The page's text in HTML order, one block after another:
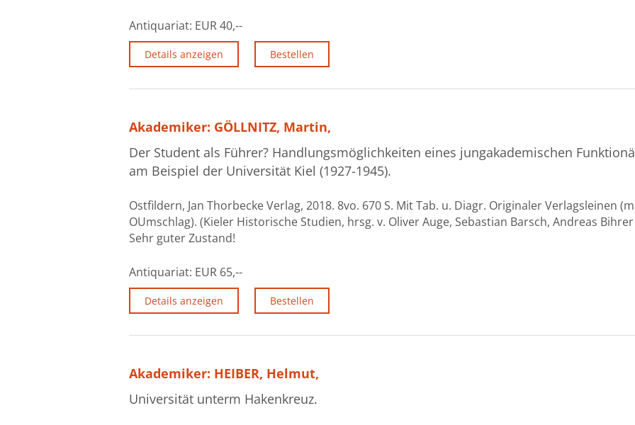
Antiquariat: EUR 40,--
Details anzeigen Bestellen
Akademiker: GÖLLNITZ, Martin,
Der Student als Führer? Handlungsmöglichkeiten eines jungakademischen
am Beispiel der Universität Kiel (1927-1945).
Ostfildern, Jan Thorbecke Verlag, 2018. 8vo. 670 S. Mit Tab. u. Diagr. Originaler Verlagsleinen
OUmschlag). (Kieler Historische Studien, hrsg. v. Oliver Auge, Sebastian Barsch, Andreas Bihrer
Sehr guter Zustand!
Antiquariat: EUR 65,--
Details anzeigen Bestellen
Akademiker: HEIBER, Helmut,
Universität unterm Hakenkreuz.